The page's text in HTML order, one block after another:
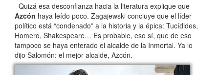
Quizá esa desconfianza hacia la literatura explique que
Azcón haya leído poco. Zagajewski concluye que el líder
político está “condenado” a la historia y la épica: Tucídides,
Homero, Shakespeare… Es probable, eso sí, que de eso
tampoco se haya enterado el alcalde de la Inmortal. Ya lo
dijo Salomón: el mejor alcalde, Azcón.